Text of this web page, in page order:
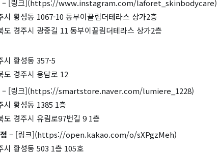
– [링크](https://www.instagram.com/laforet_skinbodycare)
시 황성동 1067-10 동부이끌림더테라스 상가2층
도 경주시 광중길 11 동부이끌림더테라스 상가2층
시 황성동 357-5
도 경주시 용담로 12
– [링크](https://smartstore.naver.com/lumiere_1228)
시 황성동 1385 1층
도 경주시 유림로97번길 9 1층
– [링크](https://open.kakao.com/o/sXPgzMeh)
시 황성동 503 1층 105호